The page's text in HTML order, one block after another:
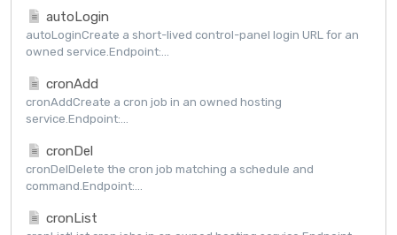
autoLogin
autoLoginCreate a short-lived control-panel login URL for an
owned service.Endpoint:...
cronAdd
cronAddCreate a cron job in an owned hosting
service.Endpoint:...
cronDel
cronDelDelete the cron job matching a schedule and
command.Endpoint:...
cronList